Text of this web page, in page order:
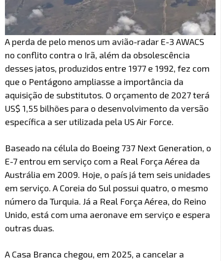
A perda de pelo menos um avião-radar E-3 AWACS
no conflito contra o Irã, além da obsolescência
desses jatos, produzidos entre 1977 e 1992, fez com
que o Pentágono ampliasse a importância da
aquisição de substitutos. O orçamento de 2027 terá
US$ 1,55 bilhões para o desenvolvimento da versão
específica a ser utilizada pela US Air Force.
Baseado na célula do Boeing 737 Next Generation, o
E-7 entrou em serviço com a Real Força Aérea da
Austrália em 2009. Hoje, o país já tem seis unidades
em serviço. A Coreia do Sul possui quatro, o mesmo
número da Turquia. Já a Real Força Aérea, do Reino
Unido, está com uma aeronave em serviço e espera
outras duas.
A Casa Branca chegou, em 2025, a cancelar a